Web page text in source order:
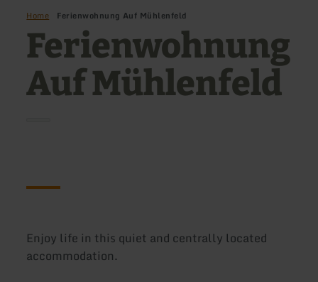
Home Ferienwohnung Auf Mühlenfeld
Ferienwohnung
Auf Mühlenfeld
Enjoy life in this quiet and centrally located
accommodation.